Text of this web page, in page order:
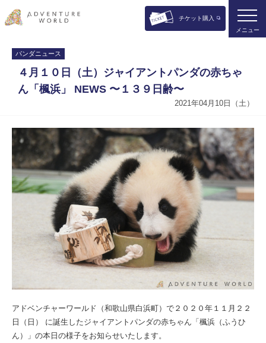
チケット購入
メニュー
パンダニュース
４月１０日（土）ジャイアントパンダの赤ちゃ
ん「楓浜」 NEWS 〜１３９日齢〜
2021年04月10日（土）
アドベンチャーワールド（和歌山県白浜町）で２０２０年１１月２２
日（日） に誕生したジャイアントパンダの赤ちゃん「楓浜（ふうひ
ん）」の本日の様子をお知らせいたします。